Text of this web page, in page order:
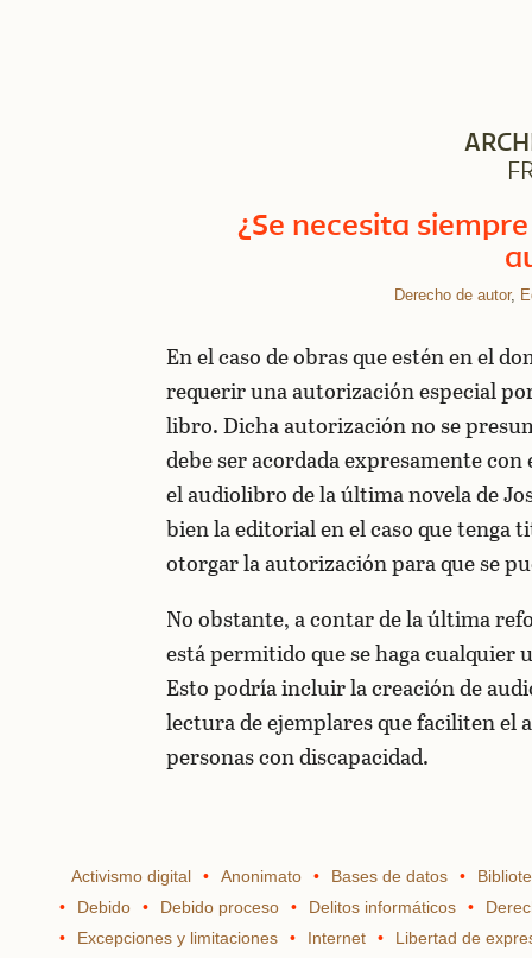
¿Se necesita
Derecho de autor,
En el caso de obras que estén en el
requerir una autorización especial
libro. Dicha autorización no se
debe ser acordada expresamente
el audiolibro de la última novela de
bien la editorial en el caso que tenga
otorgar la autorización para que se
No obstante, a contar de la última
está permitido que se haga cualquier
Esto podría incluir la creación de
lectura de ejemplares que faciliten el
personas con discapacidad.
Activismo digital Anonimato Bases de datos
Debido
Debido proceso Delitos informáticos
Excepciones y limitaciones
Internet
Libertad de